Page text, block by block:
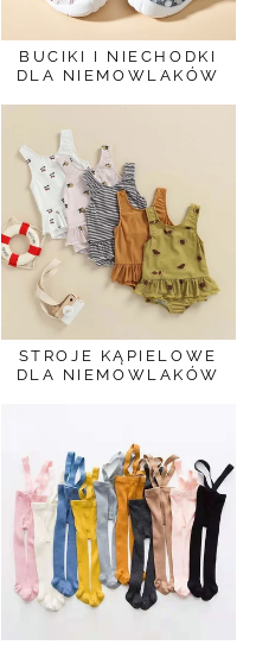
BUCIKI I NIECHODKI
DLA NIEMOWLAKÓW
STROJE KĄPIELOWE
DLA NIEMOWLAKÓW